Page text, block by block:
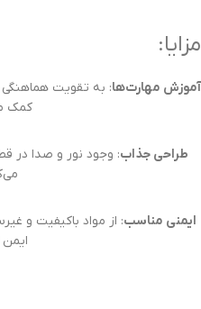
مزایا:
آموزش مهارت‌ها: به تقویت
کمک
طراحی جذاب: وجود نور و صدا در
ایمنی مناسب: از مواد باکیفیت و